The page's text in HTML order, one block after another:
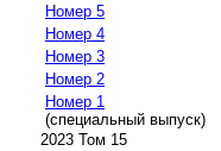
Номер 5
Номер 4
Номер 3
Номер 2
Номер 1
(специальный выпуск)
2023 Том 15